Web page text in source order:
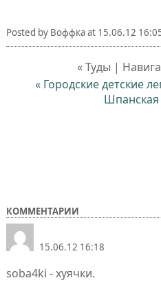
Posted by Воффкаat 15.06.12
« Туды |
« Городские детские
КОММЕНТАРИИ
15.06.12 16:18
soba4ki - хуячки.